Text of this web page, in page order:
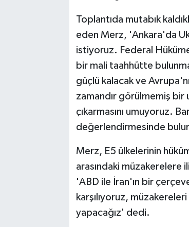
Toplantıda mutabık
eden Merz, 'Ankara'da
istiyoruz. Federal
bir mali taahhütte
güçlü kalacak ve
zamandır görülmemiş
çıkarmasını umuyoruz.
değerlendirmesinde
Merz, E5 ülkelerinin
arasındaki müzakerelere
'ABD ile İran'ın bir
karşılıyoruz,
yapacağız' dedi.